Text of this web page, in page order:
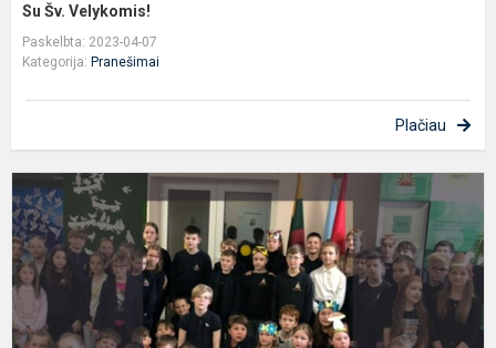
Su Šv. Velykomis!
Paskelbta: 2023-04-07
Kategorija: Pranešimai
Plačiau